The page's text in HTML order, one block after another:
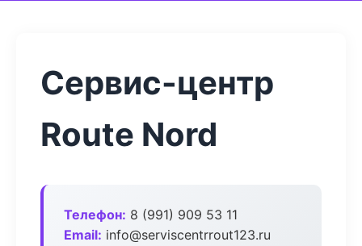
Сервис-центр
Route Nord
Телефон: 8 (991) 909 53 11
Email: info@serviscentrrout123.ru